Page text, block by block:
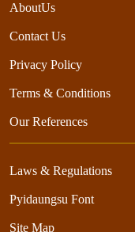
AboutUs
Contact Us
Privacy Policy
Terms & Conditions
Our References
Laws & Regulations
Pyidaungsu Font
Site Map